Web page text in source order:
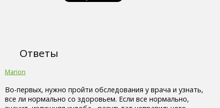
Ответы
Marion
Во-первых, нужно пройти обследования у врача и узнать,
все ли нормально со здоровьем. Если все нормально,